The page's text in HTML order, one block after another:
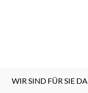
WIR SIND FÜR SIE DA